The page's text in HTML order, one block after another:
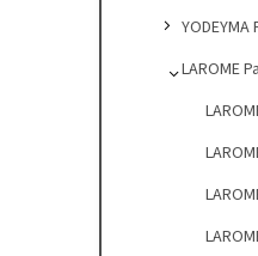
YODEYMA
LAROME